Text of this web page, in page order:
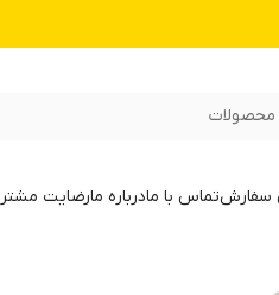
سفارشتماس با مادرباره مارضایت